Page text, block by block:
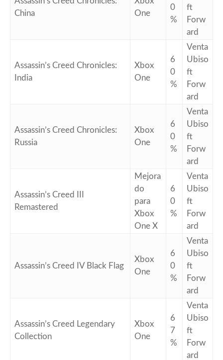
China
One
0
%
ft
Forw
ard
Assassin’s Creed Chronicles:
India
Xbox
One
6
0
%
Venta
Ubiso
ft
Forw
ard
Assassin’s Creed Chronicles:
Russia
Xbox
One
6
0
%
Venta
Ubiso
ft
Forw
ard
Assassin’s Creed III
Remastered
Mejora
do
para
Xbox
One X
6
0
%
Venta
Ubiso
ft
Forw
ard
Assassin’s Creed IV Black Flag
Xbox
One
6
0
%
Venta
Ubiso
ft
Forw
ard
Assassin’s Creed Legendary
Collection
Xbox
One
6
7
%
Venta
Ubiso
ft
Forw
ard